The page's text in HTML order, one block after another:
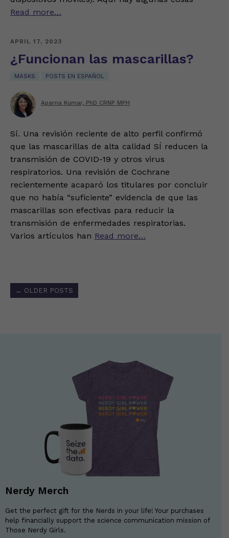
Read more…
APRIL 17, 2023
¿Funcionan las mascarillas?
MASKS POSTS EN ESPAÑOL
Aparna Kumar, PhD CRNP MPH
Sí. Una revisión reciente de alto perfil confirmó
que las mascarillas de alta calidad SÍ reducen la
transmisión de COVID-19 y otros virus
respiratorios. Una revisión de Cochrane
recientemente acaparó los titulares por concluir
que no había “suficiente” evidencia de que las
mascarillas son efectivas para reducir la
transmisión de enfermedades respiratorias.
Varios artículos han Read more…
Posts
navigation
← OLDER POSTS
Nerdy Merch
Get the perfect gift for the Nerds in your life! Your purchases
help financially support the science communication mission of
Those Nerdy Girls.